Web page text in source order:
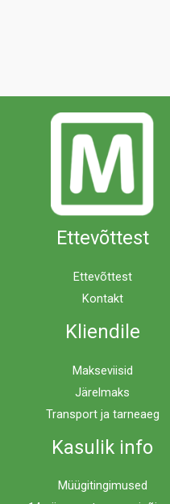
Ettevõttest
Ettevõttest
Kontakt
Kliendile
Makseviisid
Järelmaks
Transport ja tarneaeg
Kasulik info
Müügitingimused